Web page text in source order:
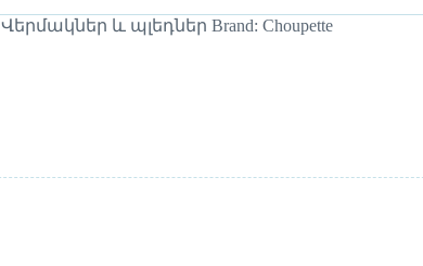
Վերմակներ և պլեդներ Brand: Choupette